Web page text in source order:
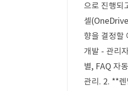
으로 진행되
셀
향을 결정할
개발 - 관리
별, FAQ 자
관리. 2. **